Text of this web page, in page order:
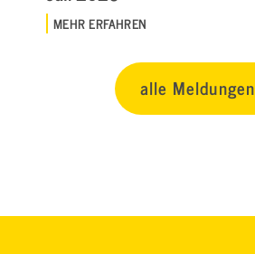
MEHR ERFAHREN
alle Meldungen